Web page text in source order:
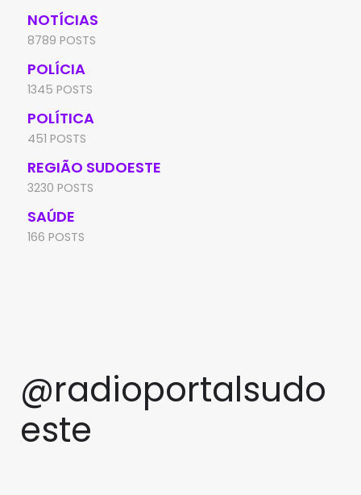
NOTÍCIAS
8789 POSTS
POLÍCIA
1345 POSTS
POLÍTICA
451 POSTS
REGIÃO SUDOESTE
3230 POSTS
SAÚDE
166 POSTS
@radioportalsudo
este